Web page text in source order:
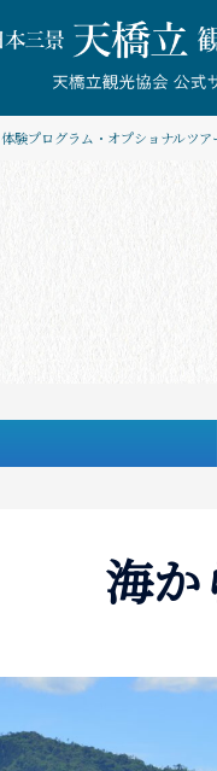
体験プログラム・オプショナルツア
海